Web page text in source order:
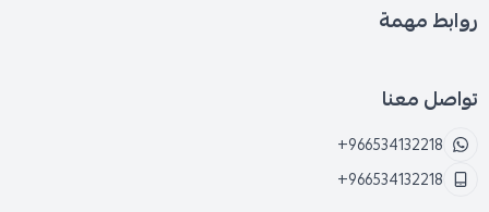
روابط مهمة
تواصل معنا
+966534132218
+966534132218